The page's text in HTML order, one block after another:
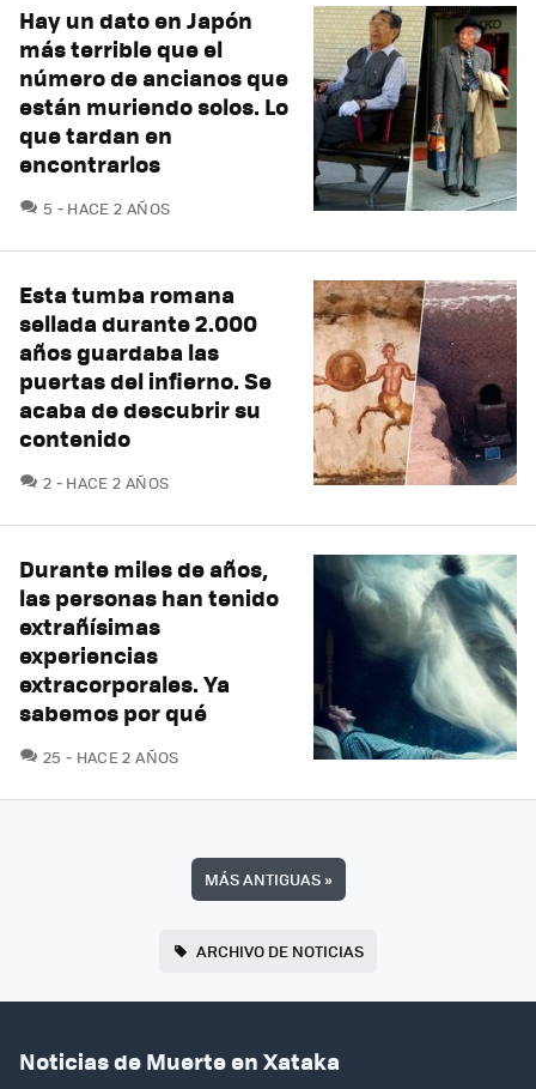
Hay un dato en Japón
más terrible que el
número de ancianos que
están muriendo solos. Lo
que tardan en
encontrarlos
5 COMENTARIOS
HACE 2 AÑOS
Esta tumba romana
sellada durante 2.000
años guardaba las
puertas del infierno. Se
acaba de descubrir su
contenido
2 COMENTARIOS
HACE 2 AÑOS
Durante miles de años,
las personas han tenido
extrañísimas
experiencias
extracorporales. Ya
sabemos por qué
25 COMENTARIOS
HACE 2 AÑOS
MÁS ANTIGUAS»
ARCHIVO DE NOTICIAS
Noticias de Muerte en Xataka